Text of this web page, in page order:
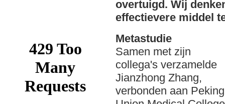
overtuigd. Wij
effectievere middel
Metastudie
Samen met zijn
collega's verzamelde
Jianzhong Zhang,
verbonden aan Peking